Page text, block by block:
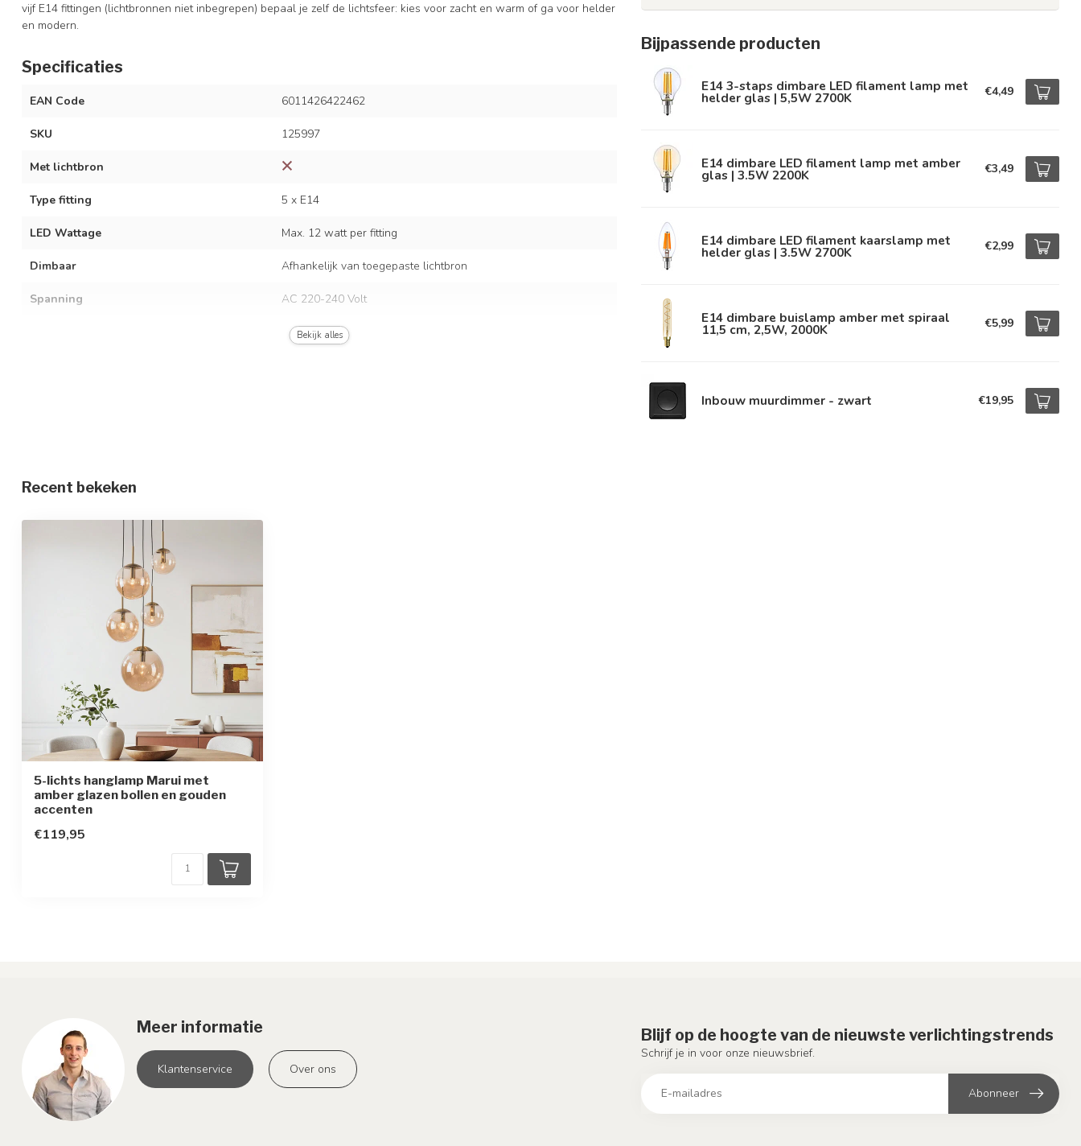
vijf E14 fittingen (lichtbronnen niet inbegrepen) bepaal je zelf de lichtsfeer: kies voor zacht en warm of ga voor helder
en modern.
Specificaties
EAN Code 6011426422462
SKU 125997
Met lichtbron
Type fitting 5 x E14
LED Wattage Max. 12 watt per fitting
Dimbaar Afhankelijk van toegepaste lichtbron
Spanning AC 220-240 Volt
50/60 Hz
Beschermingsgraad
Beschermingsklasse
Bekijk alles
Bijpassende producten
E14 3-staps dimbare LED filament lamp met
helder glas | 5,5W 2700K €4,49
E14 dimbare LED filament lamp met amber
glas | 3.5W 2200K €3,49
E14 dimbare LED filament kaarslamp met
helder glas | 3.5W 2700K €2,99
E14 dimbare buislamp amber met spiraal
11,5 cm, 2,5W, 2000K €5,99
Inbouw muurdimmer - zwart €19,95
Recent bekeken
5-lichts hanglamp Marui met
amber glazen bollen en gouden
accenten
€119,95
Meer informatie
Klantenservice Over ons
Blijf op de hoogte van de nieuwste verlichtingstrends
Schrijf je in voor onze nieuwsbrief.
Abonneer